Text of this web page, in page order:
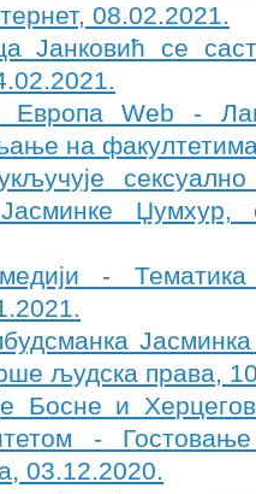
08.02.2021.
Јанковић се
Европа Web -
на
-
људска права,
Босне и
-
03.12.2020.